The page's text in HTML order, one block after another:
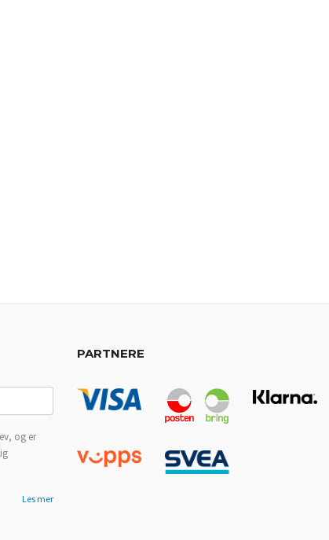
og er
Les mer
PARTNERE